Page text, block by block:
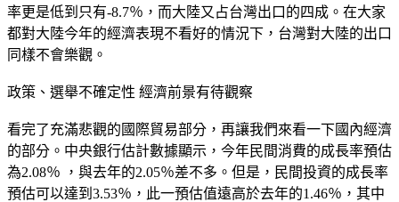
率更是低到只有-8.7％，而大陸又占台灣出口的四成。在大家
都對大陸今年的經濟表現不看好的情況下，台灣對大陸的出口
同樣不會樂觀。
政策、選舉不確定性 經濟前景有待觀察
看完了充滿悲觀的國際貿易部分，再讓我們來看一下國內經濟
的部分。中央銀行估計數據顯示，今年民間消費的成長率預估
為2.08％ ，與去年的2.05％差不多。但是，民間投資的成長率
預估可以達到3.53％，此一預估值遠高於去年的1.46％，其中